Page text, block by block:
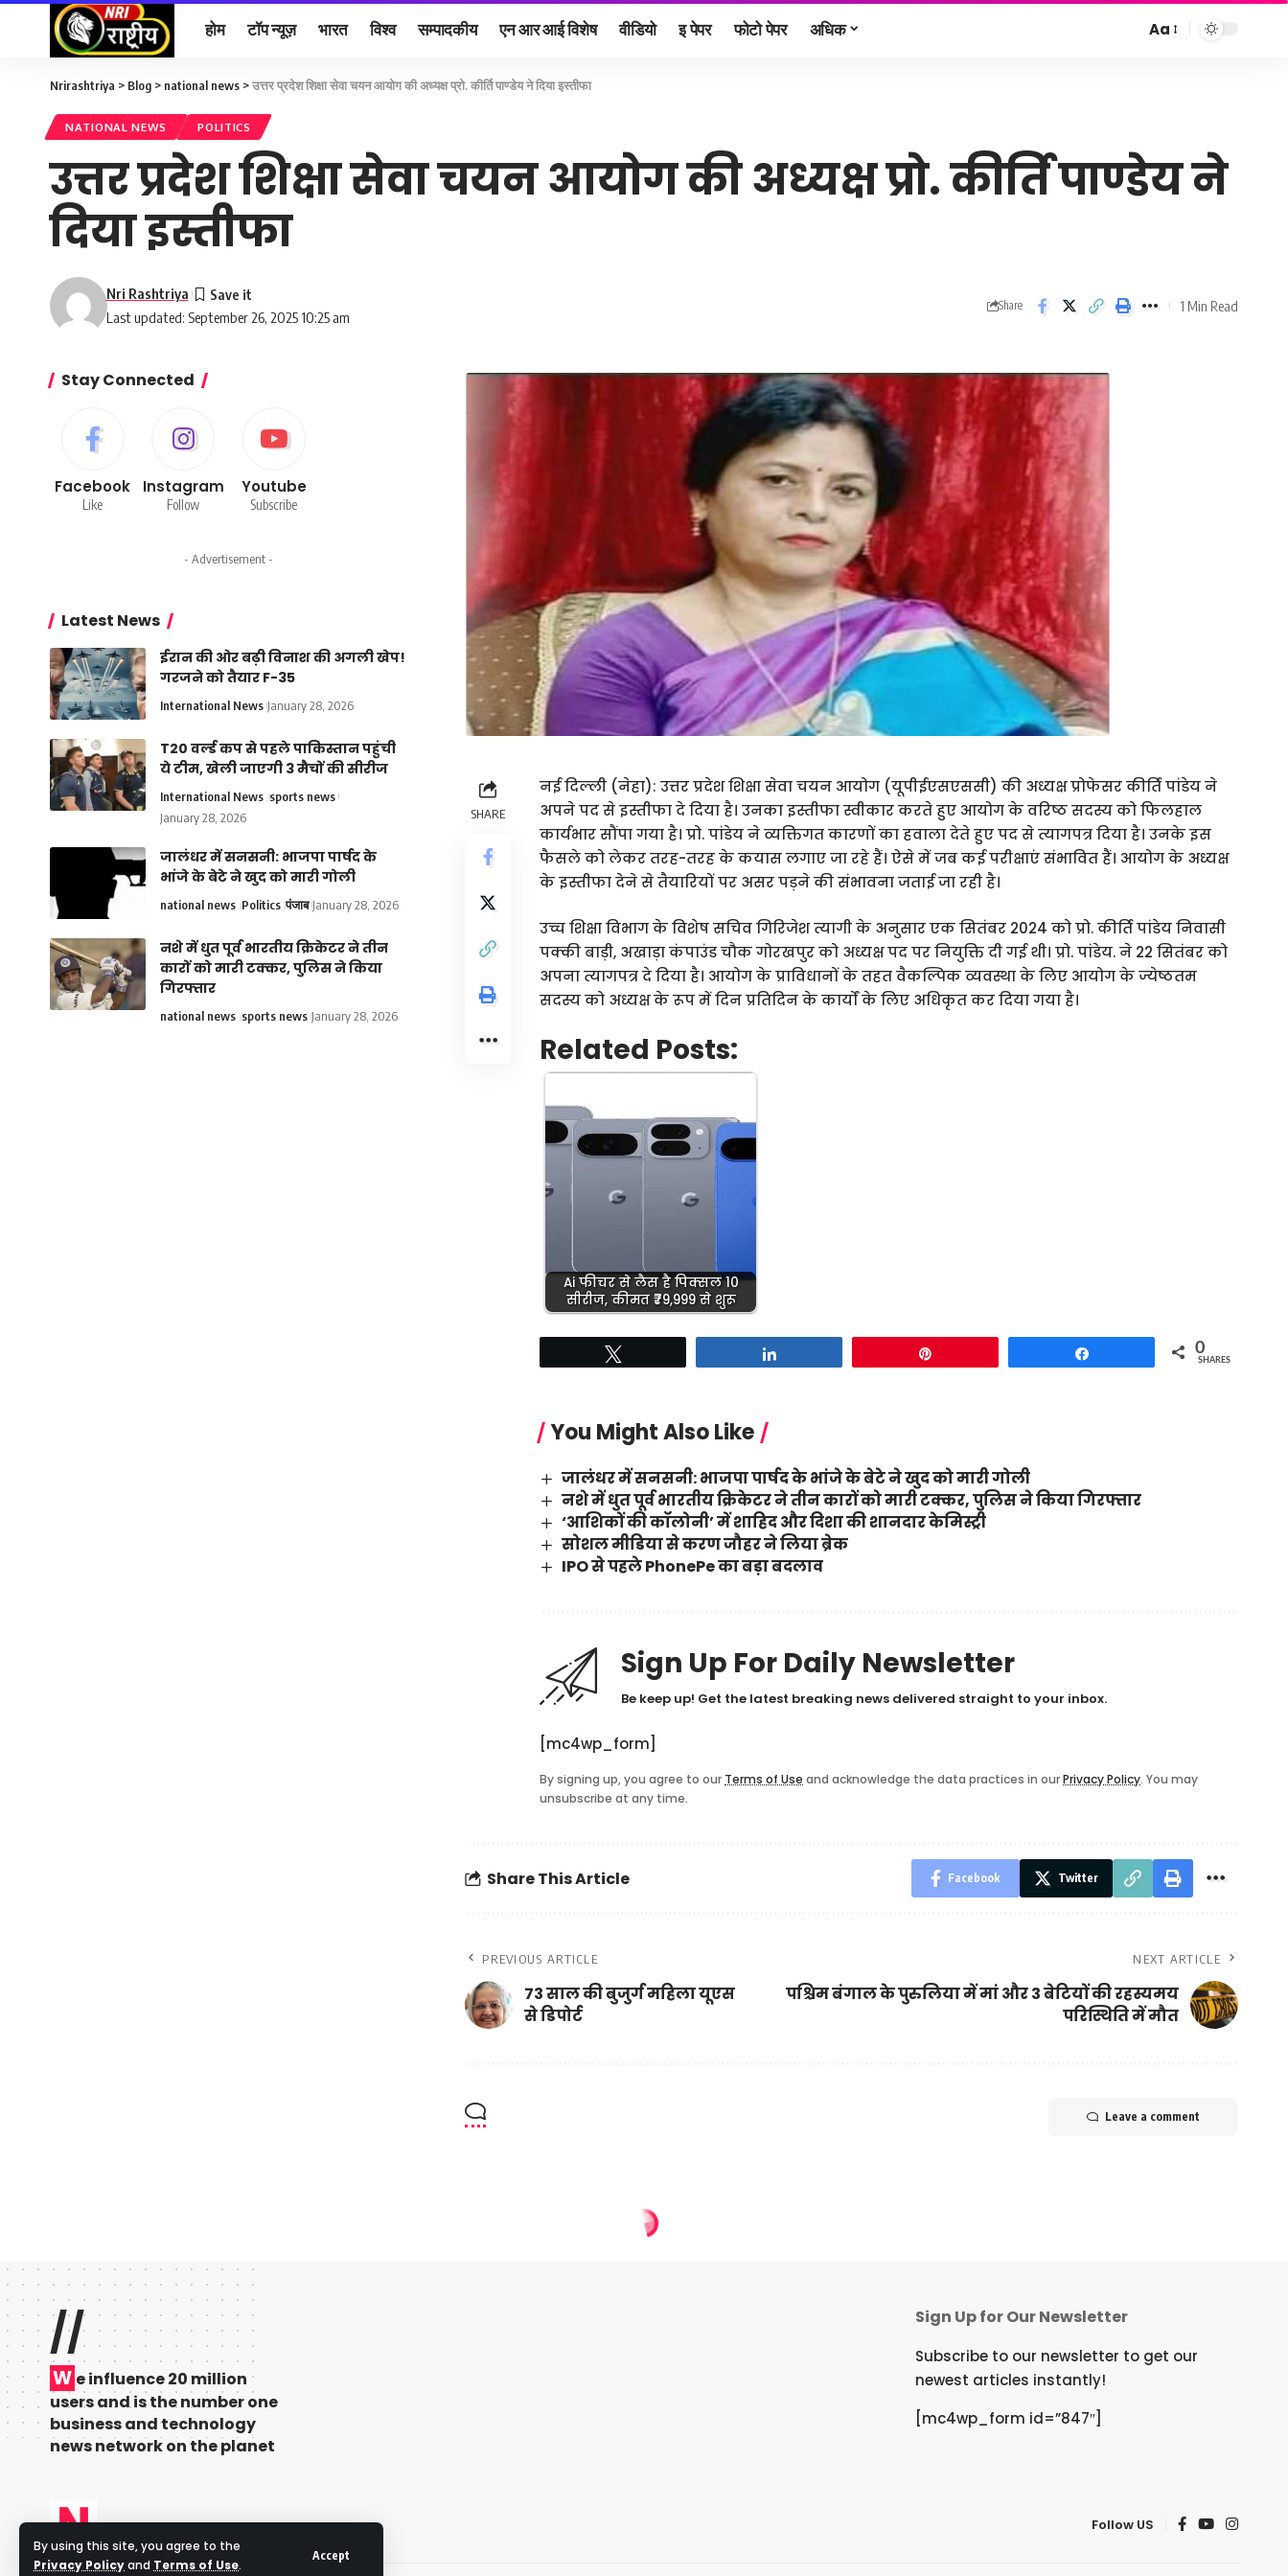
By using this site, you agree to the
Privacy Policyand Terms of Use.
Accept
होम टॉप न्यूज़ भारत विश्व सम्पादकीय एन आर आई विशेष वीडियो इ पेपर फोटो पेपर अधिक
Font
Aa
Nrirashtriya > Blog > national news >उत्तर प्रदेश शिक्षा सेवा चयन आयोग की अध्यक्ष प्रो. कीर्ति पाण्डेय ने दिया इस्तीफा
NATIONAL NEWS POLITICS
उत्तर प्रदेश शिक्षा सेवा चयन आयोग की अध्यक्ष प्रो. कीर्ति पाण्डेय ने
दिया इस्तीफा
Last updated: September 26, 2025 10:25 am
Nri Rashtriya
Share 1 Min Read
SHARE
नई दिल्ली (नेहा): उत्तर प्रदेश शिक्षा सेवा चयन आयोग (यूपीईएसएससी) की अध्यक्ष प्रोफेसर कीर्ति पांडेय ने
अपने पद से इस्तीफा दे दिया है। उनका इस्तीफा स्वीकार करते हुए आयोग के वरिष्ठ सदस्य को फिलहाल
कार्यभार सौंपा गया है। प्रो. पांडेय ने व्यक्तिगत कारणों का हवाला देते हुए पद से त्यागपत्र दिया है। उनके इस
फैसले को लेकर तरह-तरह के कयास लगाए जा रहे हैं। ऐसे में जब कई परीक्षाएं संभावित हैं। आयोग के अध्यक्ष
के इस्तीफा देने से तैयारियों पर असर पड़ने की संभावना जताई जा रही है।
उच्च शिक्षा विभाग के विशेष सचिव गिरिजेश त्यागी के अनुसार एक सितंबर 2024 को प्रो. कीर्ति पांडेय निवासी
पक्की बाड़ी, अखाड़ा कंपाउंड चौक गोरखपुर को अध्यक्ष पद पर नियुक्ति दी गई थी। प्रो. पांडेय. ने 22 सितंबर को
अपना त्यागपत्र दे दिया है। आयोग के प्राविधानों के तहत वैकल्पिक व्यवस्था के लिए आयोग के ज्येष्ठतम
सदस्य को अध्यक्ष के रूप में दिन प्रतिदिन के कार्यों के लिए अधिकृत कर दिया गया है।
Related Posts:
Ai फीचर से लैस है पिक्सल 10
सीरीज, कीमत ₹79,999 से शुरू
0
SHARES
You Might Also Like
जालंधर में सनसनी: भाजपा पार्षद के भांजे के बेटे ने खुद को मारी गोली
नशे में धुत पूर्व भारतीय क्रिकेटर ने तीन कारों को मारी टक्कर, पुलिस ने किया गिरफ्तार
‘आशिकों की कॉलोनी’ में शाहिद और दिशा की शानदार केमिस्ट्री
सोशल मीडिया से करण जौहर ने लिया ब्रेक
IPO से पहले PhonePe का बड़ा बदलाव
Sign Up For Daily Newsletter
Be keep up! Get the latest breaking news delivered straight to your inbox.
[mc4wp_form]
By signing up, you agree to our Terms of Use and acknowledge the data practices in ourPrivacy Policy. You may
unsubscribe at any time.
Share This Article Facebook Twitter
PREVIOUS ARTICLE
73 साल की बुजुर्ग महिला यूएस
से डिपोर्ट
NEXT ARTICLE
पश्चिम बंगाल के पुरुलिया में मां और 3 बेटियों की रहस्यमय
परिस्थिति में मौत
Leave a comment
Stay Connected
Facebook
Like
Instagram
Follow
Youtube
Subscribe
- Advertisement -
Latest News
ईरान की ओर बढ़ी विनाश की अगली खेप!
गरजने को तैयार F-35
International News January 28, 2026
T20 वर्ल्ड कप से पहले पाकिस्तान पहुंची
ये टीम, खेली जाएगी 3 मैचों की सीरीज
International News sports news
January 28, 2026
जालंधर में सनसनी: भाजपा पार्षद के
भांजे के बेटे ने खुद को मारी गोली
national news Politics पंजाब January 28, 2026
नशे में धुत पूर्व भारतीय क्रिकेटर ने तीन
कारों को मारी टक्कर, पुलिस ने किया
गिरफ्तार
national news sports news January 28, 2026
//
W e influence 20 million
users and is the number one
business and technology
news network on the planet
Sign Up for Our Newsletter
Subscribe to our newsletter to get our
newest articles instantly!
[mc4wp_form id=”847″]
Follow US